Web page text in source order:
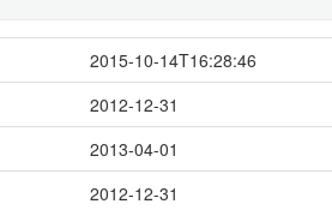
2015-10-14T16:28:46
2012-12-31
2013-04-01
2012-12-31